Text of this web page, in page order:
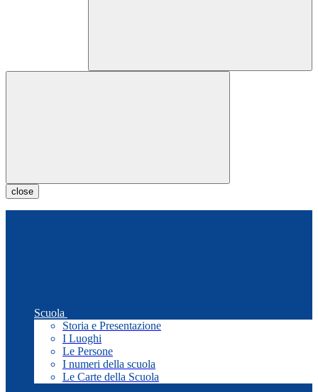
close
Scuola
Storia e Presentazione
I Luoghi
Le Persone
I numeri della scuola
Le Carte della Scuola